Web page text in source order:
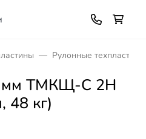
Рулонные
мм ТМКЩ-C 2Н
48 кг)